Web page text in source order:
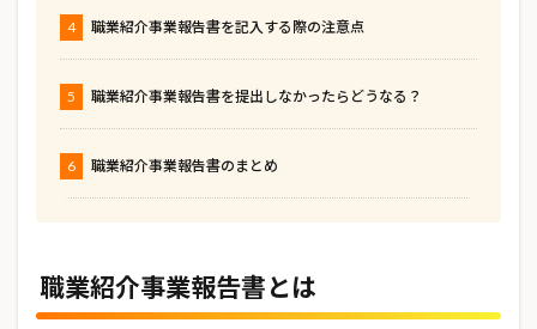
4 職業紹介事業報告書を記入する際の注意点
5 職業紹介事業報告書を提出しなかったらどうなる？
6 職業紹介事業報告書のまとめ
職業紹介事業報告書とは